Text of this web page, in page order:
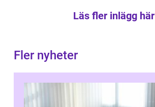
Läs fler inlägg här
Fler nyheter